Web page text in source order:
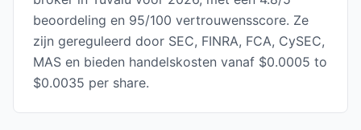
beoordeling en 95/100 vertrouwensscore. Ze
zijn gereguleerd door SEC, FINRA, FCA, CySEC,
MAS en bieden handelskosten vanaf $0.0005 to
$0.0035 per share.